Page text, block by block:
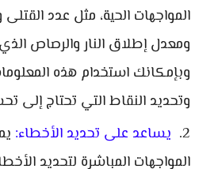
المواجهات الحية، مثل عدد
ومعدل إطلاق النار والرصاص
وبإمكانك استخدام هذه
وتحديد النقاط التي تحتاج إلى
يساعد على تحديد الأخطاء:
المواجهات المباشرة لتحديد